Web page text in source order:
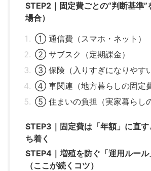
STEP2｜固定費ごとの“判断基準”
場合）
① 通信費（スマホ・ネット）
② サブスク（定期課金）
③ 保険（入りすぎになりやすい
④ 車関連（地方暮らしの固定費
⑤ 住まいの負担（実家暮らしの
STEP3｜固定費は「年額」に直
ち着く
STEP4｜増殖を防ぐ「運用ルール
（ここが続くコツ）